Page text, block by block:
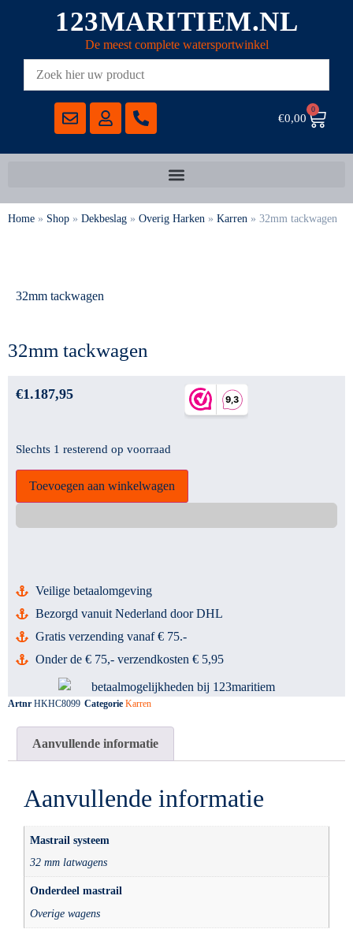
123MARITIEM.NL
De meest complete watersportwinkel
€0,00
0
Home » Shop » Dekbeslag » Overig Harken » Karren » 32mm tackwagen
32mm tackwagen
32mm tackwagen
€1.187,95
Slechts 1 resterend op voorraad
Toevoegen aan winkelwagen
Veilige betaalomgeving
Bezorgd vanuit Nederland door DHL
Gratis verzending vanaf € 75.-
Onder de € 75,- verzendkosten € 5,95
Artnr HKHC8099 Categorie Karren
Aanvullende informatie
Aanvullende informatie
Mastrail systeem
32 mm latwagens
Onderdeel mastrail
Overige wagens